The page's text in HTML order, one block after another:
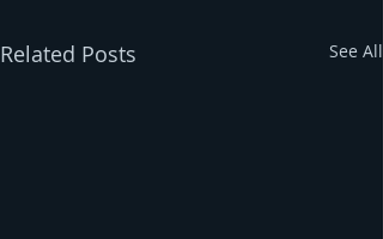
Related Posts See All